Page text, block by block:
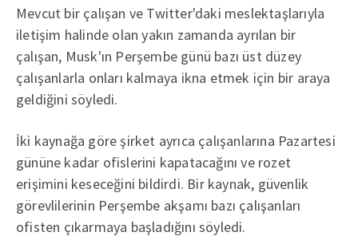
Mevcut bir çalışan ve Twitter'daki meslektaşlarıyla
iletişim halinde olan yakın zamanda ayrılan bir
çalışan, Musk'ın Perşembe günü bazı üst düzey
çalışanlarla onları kalmaya ikna etmek için bir araya
geldiğini söyledi.
İki kaynağa göre şirket ayrıca çalışanlarına Pazartesi
gününe kadar ofislerini kapatacağını ve rozet
erişimini keseceğini bildirdi. Bir kaynak, güvenlik
görevlilerinin Perşembe akşamı bazı çalışanları
ofisten çıkarmaya başladığını söyledi.